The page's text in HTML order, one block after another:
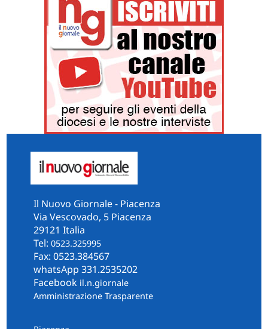
Il Nuovo Giornale - Piacenza
Via Vescovado, 5 Piacenza
29121 Italia
Tel: 0523.325995
Fax: 0523.384567
whatsApp 331.2535202
Facebook il.n.giornale
Amministrazione Trasparente